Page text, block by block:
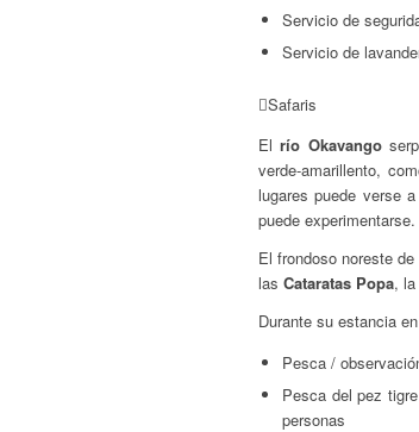
Servicio de
Servicio de
Safaris
Elrío Okavango
verde-amarillento,
lugares puede verse
puede experimentarse.
El frondoso noreste
las Cataratas Popa,
Durante su estancia en
Pesca /
Pesca del pez
personas